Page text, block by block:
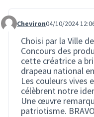
Commentaire 2262
Cheviron04/10/2024
Choisi par la Ville
Concours des
cette créatrice a
drapeau national
Les couleurs vives
célèbrent notre
Une œuvre
patriotisme.